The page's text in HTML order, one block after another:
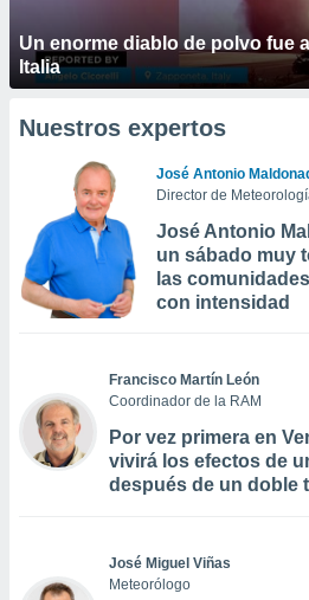
Un enorme diablo de polvo fue
Italia
Nuestros expertos
José Antonio
Director de
José Antonio
un sábado muy
las
con intensidad
Francisco Martín León
Coordinador de la RAM
Por vez primera en
vivirá los efectos de
después de un doble
José Miguel Viñas
Meteorólogo